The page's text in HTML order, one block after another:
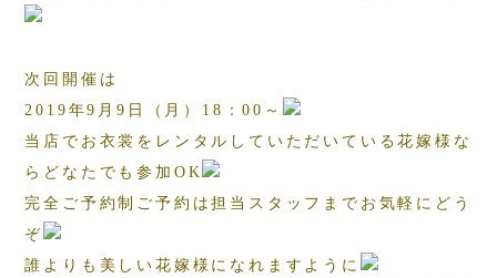
次回開催は
2019年9月9日（月）18：00～
当店でお衣裳をレンタルしていただいている花嫁様な
らどなたでも参加OK
完全ご予約制ご予約は担当スタッフまでお気軽にどう
ぞ
誰よりも美しい花嫁様になれますように